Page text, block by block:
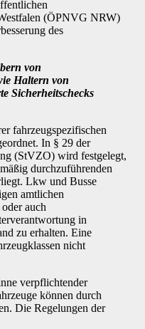
(ÖPNVG NRW)
des
von
Haltern von
Sicherheitschecks
fahrzeugspezifischen
In § 29 der
(StVZO) wird festgelegt,
durchzuführenden
Lkw und Busse
amtlichen
auch
in
zu erhalten. Eine
nicht
verpflichtender
können durch
Die Regelungen der